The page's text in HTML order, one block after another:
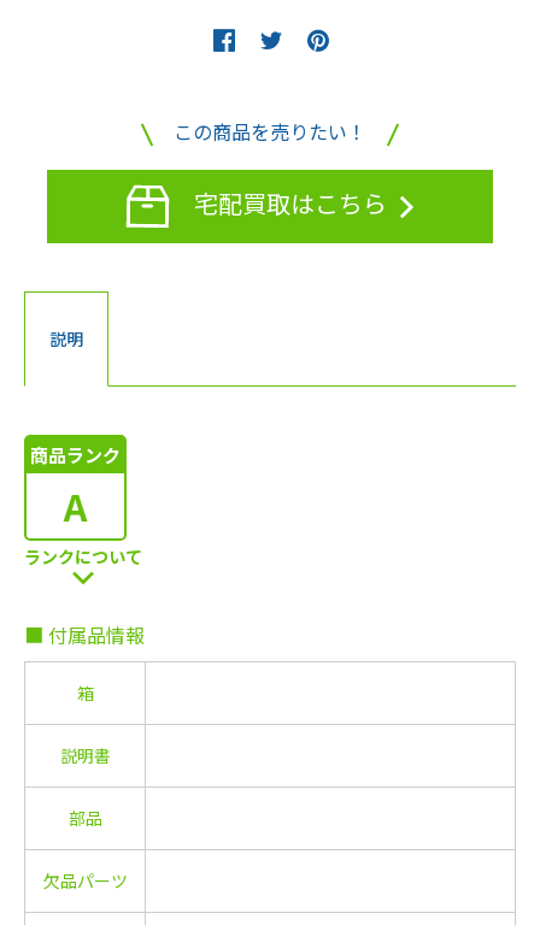
この商品を売りたい！
宅配買取はこちら
説明
商品ランク
A
ランクについて
■ 付属品情報
箱
説明書
部品
欠品パーツ